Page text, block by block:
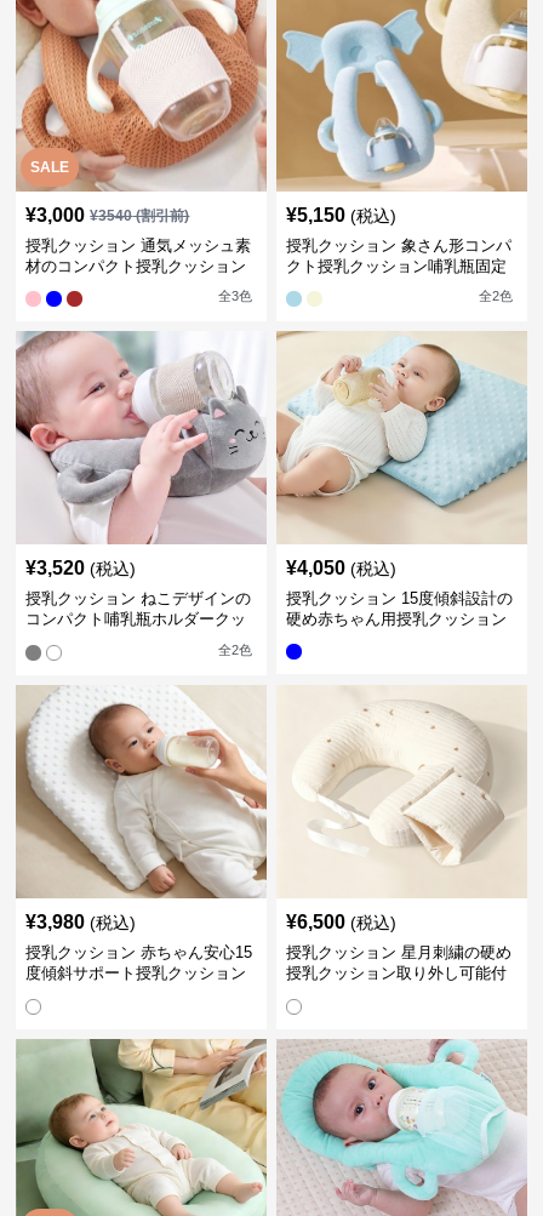
SALE
¥3,000 ¥3540(割引前)
授乳クッション 通気メッシュ素
材のコンパクト授乳クッション
全3色
¥5,150 (税込)
授乳クッション 象さん形コンパ
クト授乳クッション哺乳瓶固定
全2色
¥3,520 (税込)
授乳クッション ねこデザインの
コンパクト哺乳瓶ホルダークッ
全2色
¥4,050 (税込)
授乳クッション 15度傾斜設計の
硬め赤ちゃん用授乳クッション
¥3,980 (税込)
授乳クッション 赤ちゃん安心15
度傾斜サポート授乳クッション
¥6,500 (税込)
授乳クッション 星月刺繍の硬め
授乳クッション取り外し可能付